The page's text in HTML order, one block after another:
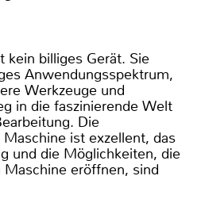
kein billiges Gerät. Sie
Anwendungsspektrum,
Werkzeuge und
in die faszinierende Welt
Die
ist exzellent, das
und die Möglichkeiten, die
eröffnen, sind